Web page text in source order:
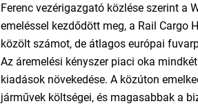
Ferenc vezérigazgató közlése szerint a
emeléssel kezdődött meg, a Rail Cargo
közölt számot, de átlagos európai
Az áremelési kényszer piaci oka
kiadások növekedése. A közúton
járművek költségei, és magasabbak a